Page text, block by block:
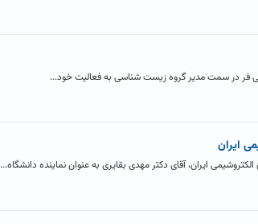
فر در سمت مدیر گروه زیست شناسی به فعالیت خود...
ایران
ایران، آقای دکتر مهدی بقایری به عنوان نماینده دانشگاه...